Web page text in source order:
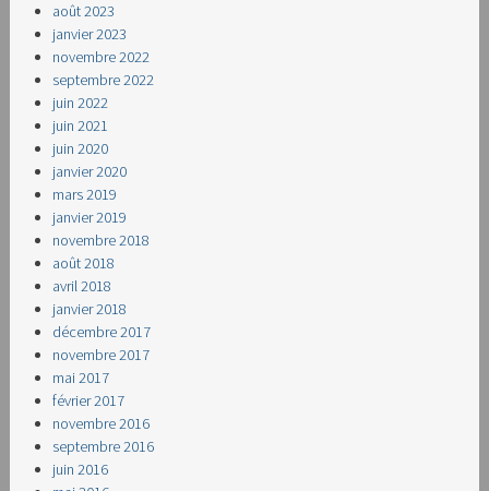
août 2023
janvier 2023
novembre 2022
septembre 2022
juin 2022
juin 2021
juin 2020
janvier 2020
mars 2019
janvier 2019
novembre 2018
août 2018
avril 2018
janvier 2018
décembre 2017
novembre 2017
mai 2017
février 2017
novembre 2016
septembre 2016
juin 2016